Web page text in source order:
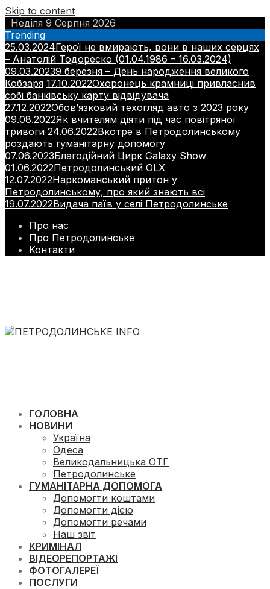
Skip to content
Неділя 9 Серпня 2026
Trending
25.03.2024Герої не вмирають, вони в наших серцях
– Анатолій Тодореско (01.04.1986 – 16.03.2024)
09.03.20239 березня – День народження великого
Кобзаря 17.10.2022Охоронець крамниці привласнив
собі банківську карту відвідувача
27.12.2022Обов’язковий техогляд авто з 2023 року
09.08.2022Як вчителям діяти під час повітряної
тривоги 24.06.2022Вкотре в Петродолинському
роздають гуманітарну допомогу
07.06.2023Благодійний Цирк Galaxy Show
01.06.2022Петродолинський OLX
12.07.2022Наркоманський притон у
Петродолинському, про який знають всі
19.07.2022Видача паїв у селі Петродолинське
Про нас
Про Петродолинське
Контакти
ГОЛОВНА
НОВИНИ
Україна
Одеса
Великодальницька ОТГ
Петродолинське
ГУМАНІТАРНА ДОПОМОГА
Допомогти коштами
Допомогти дією
Допомогти речами
Наш звіт
КРИМІНАЛ
ВІДЕОРЕПОРТАЖІ
ФОТОГАЛЕРЕЇ
ПОСЛУГИ